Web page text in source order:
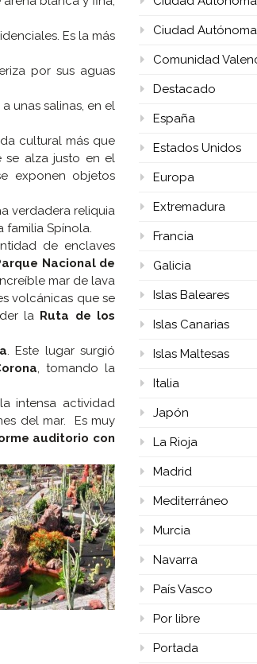
Es la más
por sus aguas
unas salinas, en el
cultural más que
se alza justo en el
exponen objetos
verdadera reliquia
familia Spínola.
de enclaves
Nacional de
mar de lava
volcánicas que se
la Ruta de los
. Este lugar surgió
, tomando la
intensa actividad
del mar. Es muy
auditorio con
Ciudad
Comunidad
Destacado
España
Estados Unidos
Europa
Extremadura
Francia
Galicia
Islas Baleares
Islas Canarias
Islas Maltesas
Italia
Japón
La Rioja
Madrid
Mediterráneo
Murcia
Navarra
País Vasco
Por libre
Portada